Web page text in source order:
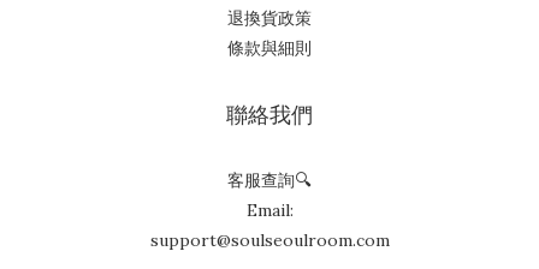
退換貨政策
條款與細則
聯絡我們
客服查詢🔍
Email:
support@soulseoulroom.com